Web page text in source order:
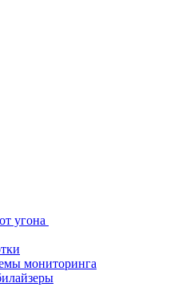
угона
мониторинга